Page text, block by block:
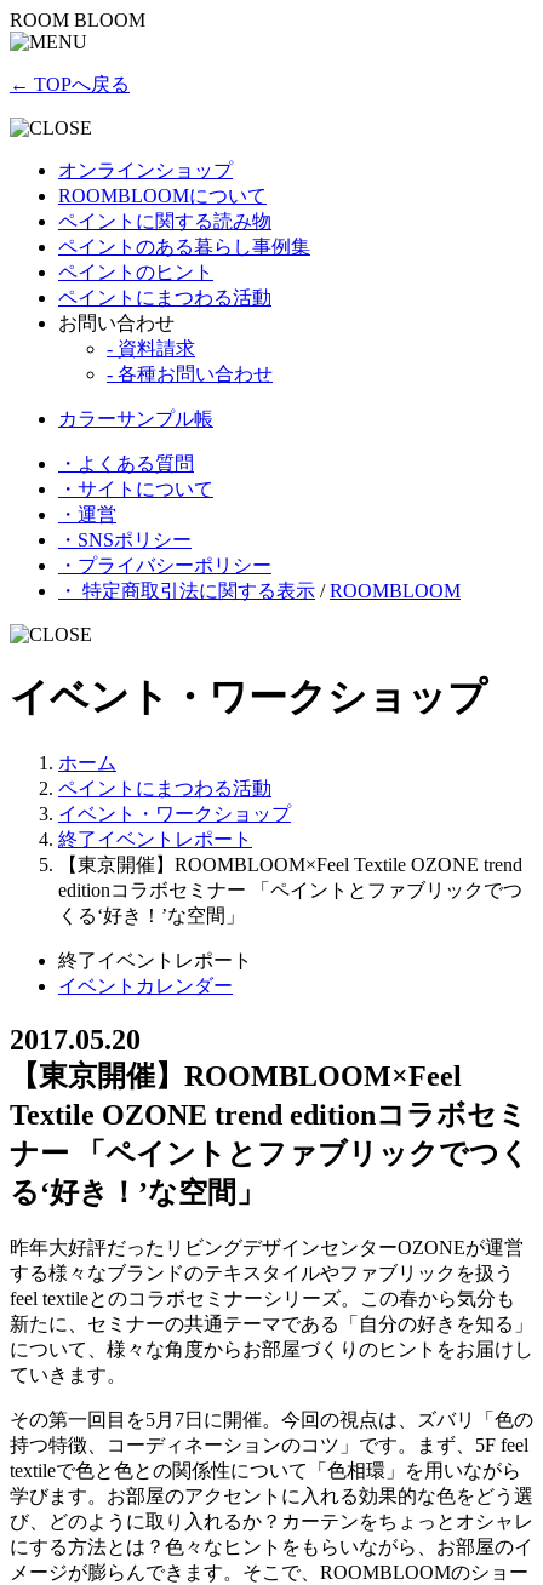
ROOM BLOOM
← TOPへ戻る
オンラインショップ
ROOMBLOOMについて
ペイントに関する読み物
ペイントのある暮らし事例集
ペイントのヒント
ペイントにまつわる活動
お問い合わせ
- 資料請求
- 各種お問い合わせ
カラーサンプル帳
・よくある質問
・サイトについて
・運営
・SNSポリシー
・プライバシーポリシー
・ 特定商取引法に関する表示 /ROOMBLOOM
イベント・ワークショップ
ホーム
ペイントにまつわる活動
イベント・ワークショップ
終了イベントレポート
【東京開催】ROOMBLOOM×Feel Textile OZONE trend
editionコラボセミナー 「ペイントとファブリックでつ
くる‘好き！’な空間」
終了イベントレポート
イベントカレンダー
2017.05.20
【東京開催】ROOMBLOOM×Feel
Textile OZONE trend editionコラボセミ
ナー 「ペイントとファブリックでつく
る‘好き！’な空間」
昨年大好評だったリビングデザインセンターOZONEが運営
する様々なブランドのテキスタイルやファブリックを扱う
feel textileとのコラボセミナーシリーズ。この春から気分も
新たに、セミナーの共通テーマである「自分の好きを知る」
について、様々な角度からお部屋づくりのヒントをお届けし
ていきます。
その第一回目を5月7日に開催。今回の視点は、ズバリ「色の
持つ特徴、コーディネーションのコツ」です。まず、5F feel
textileで色と色との関係性について「色相環」を用いながら
学びます。お部屋のアクセントに入れる効果的な色をどう選
び、どのように取り入れるか？カーテンをちょっとオシャレ
にする方法とは？色々なヒントをもらいながら、お部屋のイ
メージが膨らんできます。そこで、ROOMBLOOMのショー